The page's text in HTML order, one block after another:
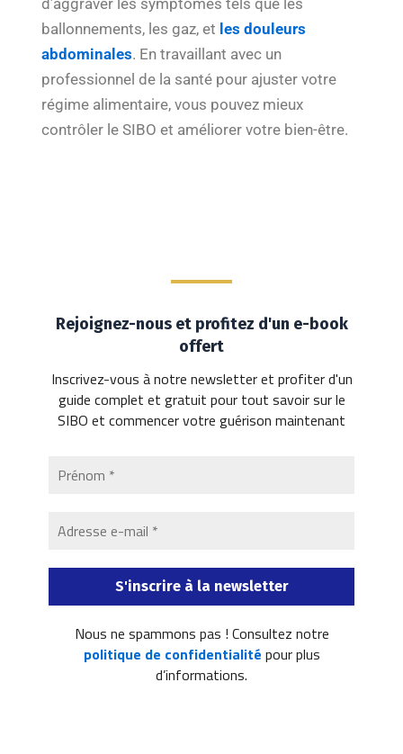
d’aggraver les symptômes tels que les
ballonnements, les gaz, et les douleurs
abdominales. En travaillant avec un
professionnel de la santé pour ajuster votre
régime alimentaire, vous pouvez mieux
contrôler le SIBO et améliorer votre bien-être.
Rejoignez-nous et profitez d'un e-book
offert
Inscrivez-vous à notre newsletter et profiter d'un
guide complet et gratuit pour tout savoir sur le
SIBO et commencer votre guérison maintenant
Nous ne spammons pas ! Consultez notre
politique de confidentialité pour plus
d’informations.